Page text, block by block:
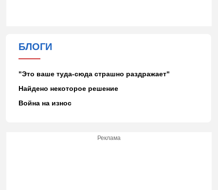
БЛОГИ
"Это ваше туда-сюда страшно раздражает"
Найдено некоторое решение
Война на износ
Реклама